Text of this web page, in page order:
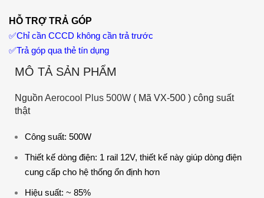
HỖ TRỢ TRẢ GÓP
✅Chỉ cần CCCD không cần trả trước
✅Trả góp qua thẻ tín dụng
MÔ TẢ SẢN PHẨM
Nguồn Aerocool Plus 500W ( Mã VX-500 ) công suất
thật
Công suất: 500W
Thiết kế dòng điện: 1 rail 12V, thiết kế này giúp dòng điện
cung cấp cho hệ thống ổn định hơn
Hiệu suất: ~ 85%